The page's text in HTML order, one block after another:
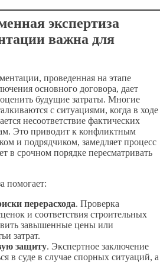
экспертиза
важна для
проведенная на этапе
основного договора, дает
будущие затраты. Многие
с ситуациями, когда в ходе
несоответствие фактических
Это приводит к конфликтным
и подрядчиком, замедляет процесс
в срочном порядке пересматривать
помогает:
перерасхода. Проверка
и соответствия строительных
завышенные цены или
затрат.
защиту. Экспертное заключение
в суде в случае спорных ситуаций, а